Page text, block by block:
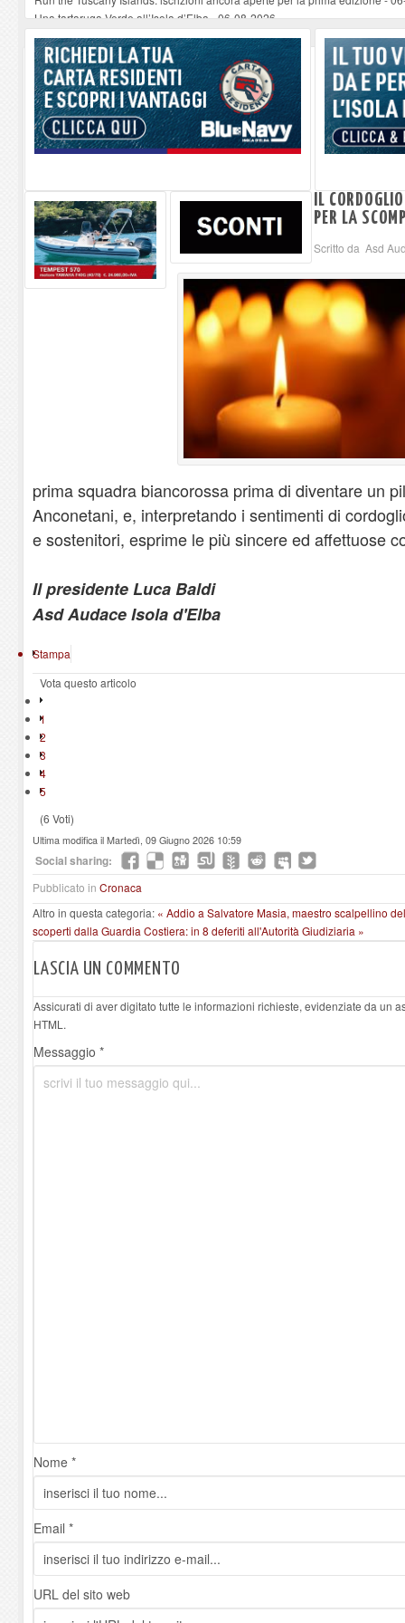
Una tartaruga Verde all’Isola d’Elba-06-08-2026
Furgone in fiamme a Capoliveri, illeso il conducente-06-08-2026
Campo: chiusura della biblioteca comunale in occasione del Santo Patrono
A Carpani si apre la Festa di Liberazione: il programma della prima serata-
IL
PER LA
Scritto da Asd
prima squadra biancorossa prima di diventare un
Anconetani, e, interpretando i sentimenti di
e sostenitori, esprime le più sincere ed affettuose
Il presidente Luca Baldi
Asd Audace Isola d'Elba
Stampa
Vota questo articolo
1
2
3
4
5
(6 Voti)
Ultima modifica il Martedì, 09 Giugno 2026 10:59
Social sharing:
Pubblicato in Cronaca
Altro in questa categoria: « Addio a Salvatore Masia, maestro scalpellino
scoperti dalla Guardia Costiera: in 8 deferiti all'Autorità Giudiziaria »
LASCIA UN COMMENTO
Assicurati di aver digitato tutte le informazioni richieste, evidenziate da un
HTML.
Messaggio *
Nome *
Email *
URL del sito web